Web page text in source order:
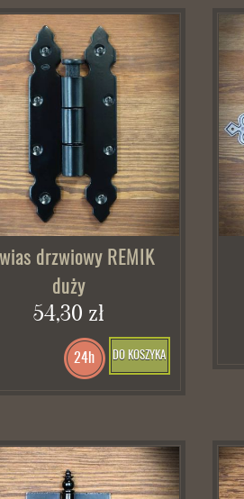
drzwiowy REMIK
duży
54,30 zł
DO KOSZYKA
24h